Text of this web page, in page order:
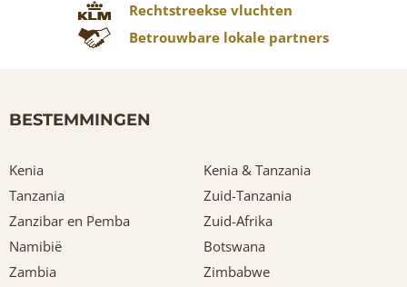
Rechtstreekse vluchten
Betrouwbare lokale partners
BESTEMMINGEN
Kenia
Kenia & Tanzania
Tanzania
Zuid-Tanzania
Zanzibar en Pemba
Zuid-Afrika
Namibië
Botswana
Zambia
Zimbabwe